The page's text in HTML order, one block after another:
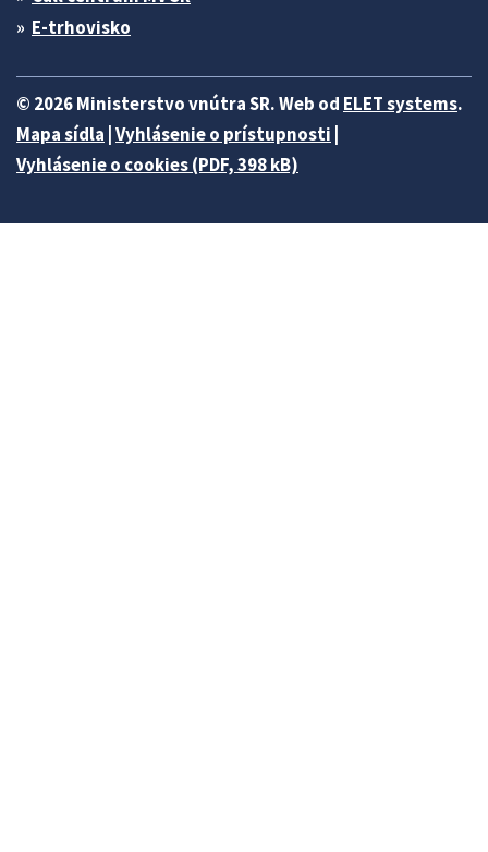
E-trhovisko
© 2026 Ministerstvo vnútra SR. Web od ELET systems.
Mapa sídla Vyhlásenie o prístupnosti
Vyhlásenie o cookies (PDF, 398 kB)